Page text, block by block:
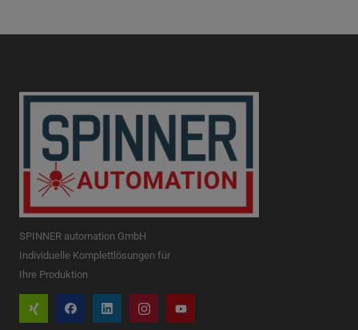
SPINNER automation GmbH
Individuelle Komplettlösungen für
Ihre Produktion